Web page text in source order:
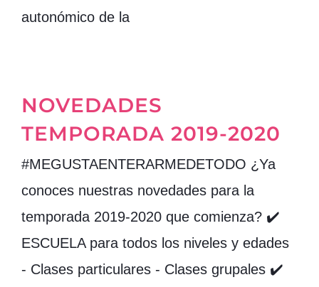
autonómico de la
NOVEDADES
TEMPORADA 2019-2020
#MEGUSTAENTERARMEDETODO ¿Ya
conoces nuestras novedades para la
temporada 2019-2020 que comienza? ✔️
ESCUELA para todos los niveles y edades
- Clases particulares - Clases grupales ✔️